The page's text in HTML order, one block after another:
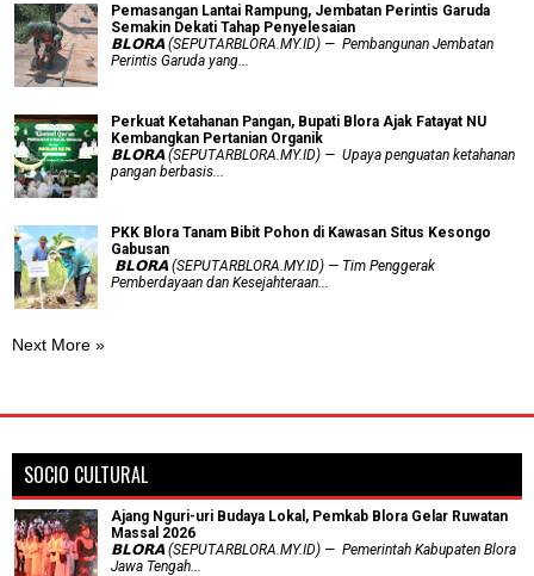
Pemasangan Lantai Rampung, Jembatan Perintis Garuda
Semakin Dekati Tahap Penyelesaian
𝗕𝗟𝗢𝗥𝗔 (SEPUTARBLORA.MY.ID) — Pembangunan Jembatan
Perintis Garuda yang...
​Perkuat Ketahanan Pangan, Bupati Blora Ajak Fatayat NU
Kembangkan Pertanian Organik
𝗕𝗟𝗢𝗥𝗔 (SEPUTARBLORA.MY.ID) — Upaya penguatan ketahanan
pangan berbasis...
PKK Blora Tanam Bibit Pohon di Kawasan Situs Kesongo
Gabusan
‎ 𝗕𝗟𝗢𝗥𝗔 (SEPUTARBLORA.MY.ID) — Tim Penggerak
Pemberdayaan dan Kesejahteraan...
Next More »
SOCIO CULTURAL
Ajang Nguri-uri Budaya Lokal, Pemkab Blora Gelar Ruwatan
Massal 2026
𝗕𝗟𝗢𝗥𝗔 (SEPUTARBLORA.MY.ID) — Pemerintah Kabupaten Blora
Jawa Tengah...